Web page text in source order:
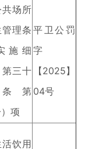
共场所
理条
施细
第三十
第
）项
平卫公罚
字
【2025】
04号
活饮用